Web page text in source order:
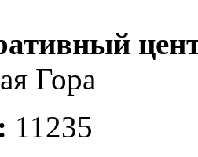
Гора
11235